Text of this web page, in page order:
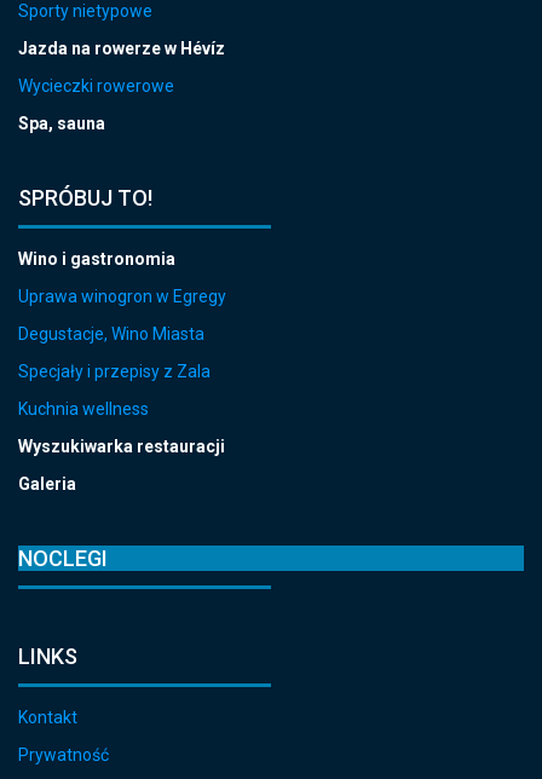
Sporty nietypowe
Jazda na rowerze w Hévíz
Wycieczki rowerowe
Spa, sauna
SPRÓBUJ TO!
Wino i gastronomia
Uprawa winogron w Egregy
Degustacje, Wino Miasta
Specjały i przepisy z Zala
Kuchnia wellness
Wyszukiwarka restauracji
Galeria
NOCLEGI
LINKS
Kontakt
Prywatność